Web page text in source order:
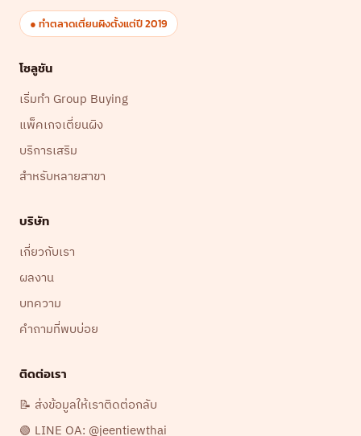
● ทำตลาดเตี่ยนผิงตั้งแต่ปี 2019
โซลูชัน
เริ่มทำ Group Buying
แพ็คเกจเตี่ยนผิง
บริการเสริม
สำหรับหลายสาขา
บริษัท
เกี่ยวกับเรา
ผลงาน
บทความ
คำถามที่พบบ่อย
ติดต่อเรา
📝 ส่งข้อมูลให้เราติดต่อกลับ
🟢 LINE OA: @jeentiewthai